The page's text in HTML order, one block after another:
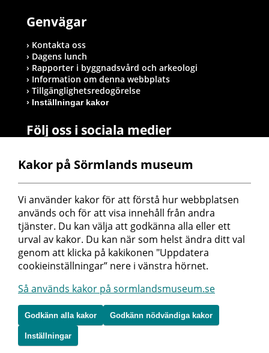
Genvägar
Kontakta oss
Dagens lunch
Rapporter i byggnadsvård och arkeologi
Information om denna webbplats
Tillgänglighetsredogörelse
Inställningar kakor
Följ oss i sociala medier
Postadress
Sörmlands museum
Box 314
611 26 Nyköping
Kakor på Sörmlands museum
Vi använder kakor för att förstå hur webbplatsen
används och för att visa innehåll från andra
tjänster. Du kan välja att godkänna alla eller ett
urval av kakor. Du kan när som helst ändra ditt val
genom att klicka på kakikonen "Uppdatera
cookieinställningar” nere i vänstra hörnet.
Så används kakor på sormlandsmuseum.se
Godkänn alla kakor Godkänn nödvändiga kakor
Inställningar